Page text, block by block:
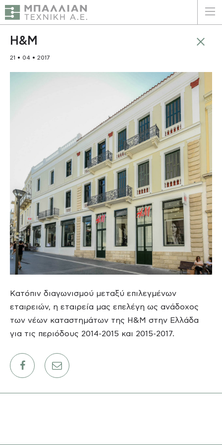
ΥΠΗΡΕΣΙΕΣ
ΠΛΕΟΝΕΚΤΗΜΑΤΑ
ΠΕΛΑΤΕΣ
ΒΙΩΣΙΜΟΤΗΤΑ
ΠΙΣΤΟΠΟΙΗΣΕΙΣ
ΕΡΓΑ
ΕΠΙΛΕΓΜΕΝΑ
ΕΠΙΚΟΙΝΩΝΙΑ
H&M
21 • 04 • 2017
Κατόπιν διαγωνισμού μεταξύ επιλεγμένων
εταιρειών, η εταιρεία μας επελέγη ως ανάδοχος
των νέων καταστημάτων της H&M στην Ελλάδα
για τις περιόδους 2014-2015 και 2015-2017.